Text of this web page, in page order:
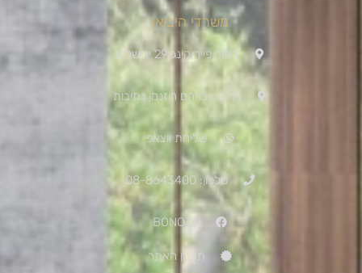
משרדי היבואן
רחוב פייר קינג 29 ירושלים
רחוב אברהם רוזנמן נתיבות
שליחת ווצאפ
טלפון: 08-8643400
BONOTTI
תקנון האתר